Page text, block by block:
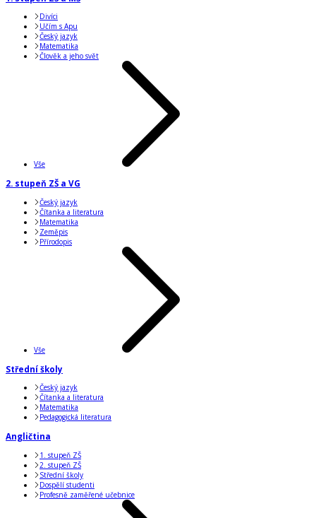
Divíci
Učím s Apu
Český jazyk
Matematika
Člověk a jeho svět
Vše
2. stupeň ZŠ a VG
Český jazyk
Čítanka a literatura
Matematika
Zeměpis
Přírodopis
Vše
Střední školy
Český jazyk
Čítanka a literatura
Matematika
Pedagogická literatura
Angličtina
1. stupeň ZŠ
2. stupeň ZŠ
Střední školy
Dospělí studenti
Profesně zaměřené učebnice